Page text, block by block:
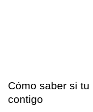
Cómo saber si
contigo